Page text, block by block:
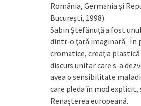
România, Germania şi
Bucureşti, 1998).
Sabin Ştefănuţă a fost
dintr-o ţară imaginară. În
cromatice, creaţia
discurs unitar care s-a
avea o sensibilitate
care pleda în mod
Renaşterea europeană.